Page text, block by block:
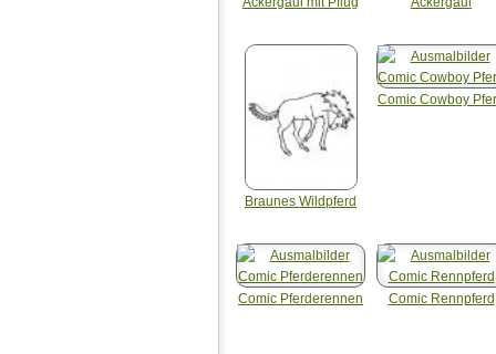
Braunes Wildpferd
Comic Cowboy
Comic Pferderennen Comic Rennpferd